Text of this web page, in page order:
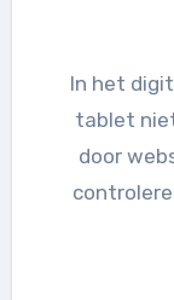
In het digitale tijdperk van vandaag is een
tablet
door